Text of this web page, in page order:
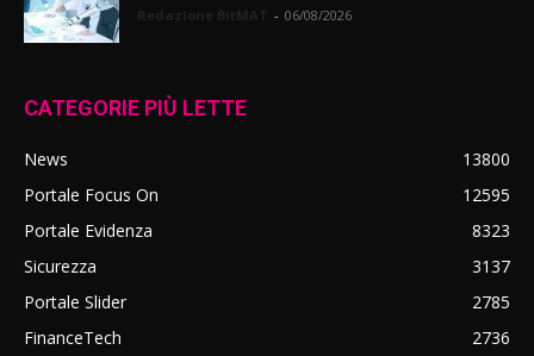
- 06/08/2026
CATEGORIE PIÙ LETTE
News
13800
Portale Focus On
12595
Portale Evidenza
8323
Sicurezza
3137
Portale Slider
2785
FinanceTech
2736